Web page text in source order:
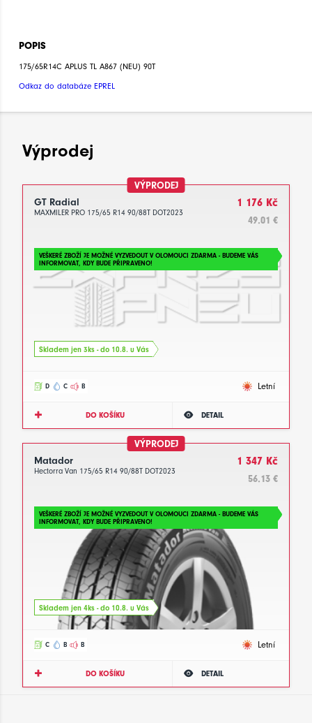
POPIS
175/65R14C APLUS TL A867 (NEU) 90T
Odkaz do databáze EPREL
Výprodej
VÝPRODEJ
GT Radial
MAXMILER PRO 175/65 R14 90/88T DOT2023
1 176 Kč
49.01 €
VEŠKERÉ ZBOŽÍ JE MOŽNÉ VYZVEDOUT V OLOMOUCI ZDARMA - BUDEME VÁS
INFORMOVAT, KDY BUDE PŘIPRAVENO!
Skladem jen 3ks - do 10.8. u Vás
D C B Letní
DO KOŠÍKU DETAIL
VÝPRODEJ
Matador
Hectorra Van 175/65 R14 90/88T DOT2023
1 347 Kč
56.13 €
VEŠKERÉ ZBOŽÍ JE MOŽNÉ VYZVEDOUT V OLOMOUCI ZDARMA - BUDEME VÁS
INFORMOVAT, KDY BUDE PŘIPRAVENO!
Skladem jen 4ks - do 10.8. u Vás
C B B Letní
DO KOŠÍKU DETAIL